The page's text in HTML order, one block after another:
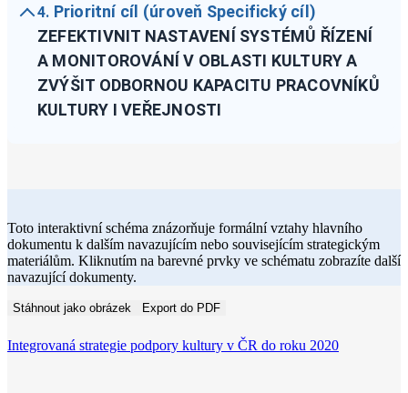
4. Prioritní cíl (úroveň Specifický cíl)
ZEFEKTIVNIT NASTAVENÍ SYSTÉMŮ ŘÍZENÍ
A MONITOROVÁNÍ V OBLASTI KULTURY A
ZVÝŠIT ODBORNOU KAPACITU PRACOVNÍKŮ
KULTURY I VEŘEJNOSTI
Toto interaktivní schéma znázorňuje formální vztahy hlavního
dokumentu k dalším navazujícím nebo souvisejícím strategickým
materiálům. Kliknutím na barevné prvky ve schématu zobrazíte další
navazující dokumenty.
Stáhnout jako obrázek Export do PDF
Integrovaná strategie podpory kultury v ČR do roku 2020